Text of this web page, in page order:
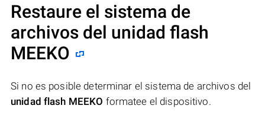
Restaure el sistema de
archivos del unidad flash
MEEKO
Si no es posible determinar el sistema de archivos del
unidad flash MEEKO formatee el dispositivo.